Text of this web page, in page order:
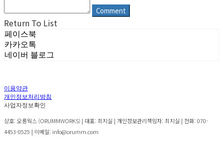
Comment
Return To List
페이스북
카카오톡
네이버 블로그
이용약관
개인정보처리방침
사업자정보확인
상호: 오름웍스 (ORUMMWORKS) | 대표: 최지실 | 개인정보관리책임자: 최지실 | 전화: 070-
4453-0525 | 이메일: info@orumm.com